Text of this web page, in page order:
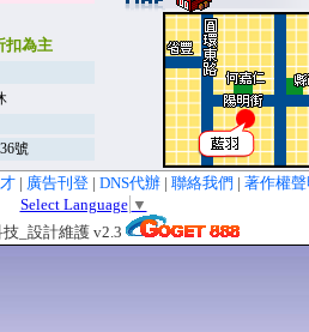
扣為主
號
| 廣告刊登 | DNS代辦 | 聯絡我們 | 著作
Select Language ▼
_設計維護 v2.3